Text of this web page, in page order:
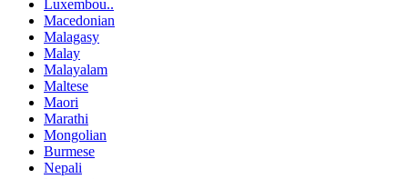
Luxembou..
Macedonian
Malagasy
Malay
Malayalam
Maltese
Maori
Marathi
Mongolian
Burmese
Nepali